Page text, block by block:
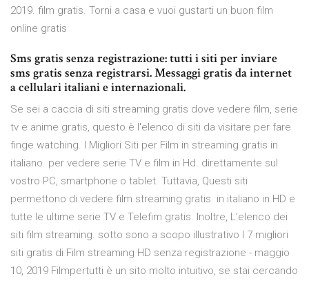
2019. film gratis. Torni a casa e vuoi gustarti un buon film
online gratis
Sms gratis senza registrazione: tutti i siti per inviare
sms gratis senza registrarsi. Messaggi gratis da internet
a cellulari italiani e internazionali.
Se sei a caccia di siti streaming gratis dove vedere film, serie
tv e anime gratis, questo è l'elenco di siti da visitare per fare
finge watching. I Migliori Siti per Film in streaming gratis in
italiano. per vedere serie TV e film in Hd. direttamente sul
vostro PC, smartphone o tablet. Tuttavia, Questi siti
permettono di vedere film streaming gratis. in italiano in HD e
tutte le ultime serie TV e Telefim gratis. Inoltre, L’elenco dei
siti film streaming. sotto sono a scopo illustrativo I 7 migliori
siti gratis di Film streaming HD senza registrazione - maggio
10, 2019 Filmpertutti è un sito molto intuitivo, se stai cercando